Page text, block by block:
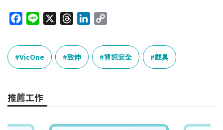
c
e
b
o
k
n
e
r
e
a
k
n
p
y
L
k
VicOne 致伸 資訊安全 載具
推薦工作